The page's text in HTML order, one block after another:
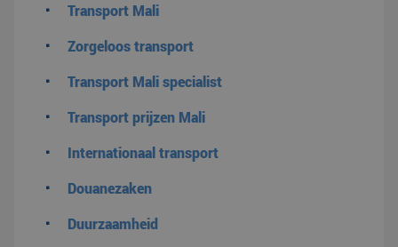
Transport Mali
Zorgeloos transport
Transport Mali specialist
Transport prijzen Mali
Internationaal transport
Douanezaken
Duurzaamheid